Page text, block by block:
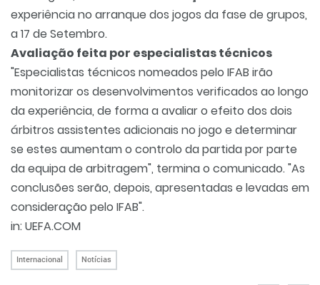
experiência no arranque dos jogos da fase de grupos,
a 17 de Setembro.
Avaliação feita por especialistas técnicos
"Especialistas técnicos nomeados pelo IFAB irão
monitorizar os desenvolvimentos verificados ao longo
da experiência, de forma a avaliar o efeito dos dois
árbitros assistentes adicionais no jogo e determinar
se estes aumentam o controlo da partida por parte
da equipa de arbitragem", termina o comunicado. "As
conclusões serão, depois, apresentadas e levadas em
consideração pelo IFAB".
in: UEFA.COM
Internacional Notícias